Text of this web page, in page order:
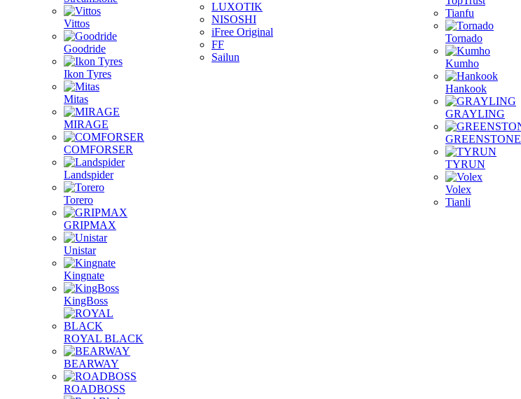
Vittos
Goodride
Ikon Tyres
Mitas
MIRAGE
COMFORSER
Landspider
Torero
GRIPMAX
Unistar
Kingnate
KingBoss
ROYAL BLACK
BEARWAY
ROADBOSS
LUXOTIK
NISOSHI
iFree Original
FF
Sailun
Tianfu
Tornado
Kumho
Hankook
GRAYLING
GREENSTONE
TYRUN
Volex
Tianli